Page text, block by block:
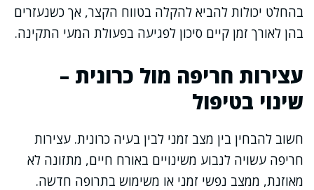
בהחלט יכולות להביא להקלה בטווח הקצר, אך כשנעזרים
בהן לאורך זמן קיים סיכון לפגיעה בפעולת המעי התקינה.
עצירות חריפה מול כרונית –
שינוי בטיפול
חשוב להבחין בין מצב זמני לבין בעיה כרונית. עצירות
חריפה עשויה לנבוע משינויים באורח חיים, מתזונה לא
מאוזנת, ממצב נפשי זמני או משימוש בתרופה חדשה.